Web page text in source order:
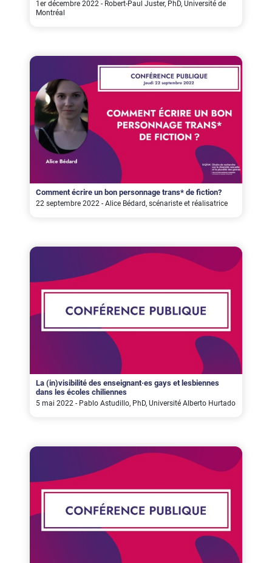
1er décembre 2022 - Robert-Paul Juster, PhD, Université de
Montréal
Comment écrire un bon personnage trans* de fiction?
22 septembre 2022 - Alice Bédard, scénariste et réalisatrice
La (in)visibilité des enseignant·es gays et lesbiennes
dans les écoles chiliennes
5 mai 2022 - Pablo Astudillo, PhD, Université Alberto Hurtado